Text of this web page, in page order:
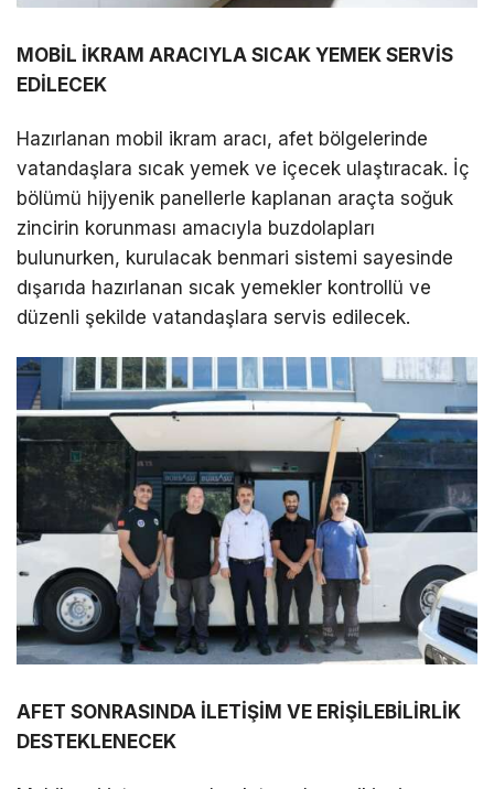
MOBİL İKRAM ARACIYLA SICAK YEMEK SERVİS
EDİLECEK
Hazırlanan mobil ikram aracı, afet bölgelerinde
vatandaşlara sıcak yemek ve içecek ulaştıracak. İç
bölümü hijyenik panellerle kaplanan araçta soğuk
zincirin korunması amacıyla buzdolapları
bulunurken, kurulacak benmari sistemi sayesinde
dışarıda hazırlanan sıcak yemekler kontrollü ve
düzenli şekilde vatandaşlara servis edilecek.
AFET SONRASINDA İLETİŞİM VE ERİŞİLEBİLİRLİK
DESTEKLENECEK